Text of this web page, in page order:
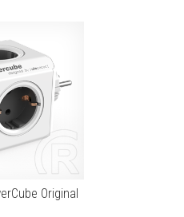
Original